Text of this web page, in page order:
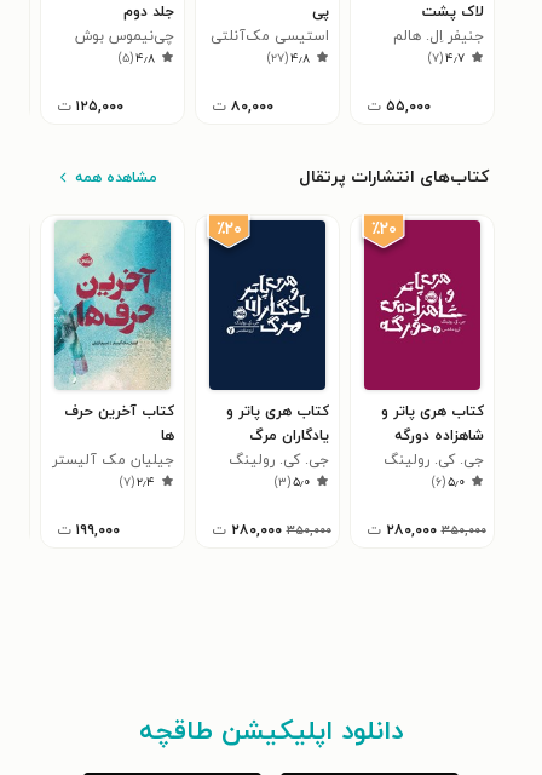
لاک پشت
جنیفر اِل. هالم
۴٫۷(۷)
۵۵,۰۰۰ ت
پی
استیسی مک‌آنلتی
۴٫۸(۲۷)
۸۰,۰۰۰ ت
جلد دوم
چی‌نیموس بوش
۴٫۸(۵)
۱۲۵,۰۰۰ ت
کتاب‌های انتشارات پرتقال مشاهده همه
٪۲۰
کتاب هری پاتر و
شاهزاده دورگه
جی. کی. رولینگ
۵٫۰(۶)
۳۵۰,۰۰۰ ۲۸۰,۰۰۰ ت
٪۲۰
کتاب هری پاتر و
یادگاران مرگ
جی. کی. رولینگ
۵٫۰(۳)
۳۵۰,۰۰۰ ۲۸۰,۰۰۰ ت
کتاب آخرین حرف
ها
جیلیان مک آلیستر
۲٫۴(۷)
۱۹۹,۰۰۰ ت
دانلود اپلیکیشن طاقچه